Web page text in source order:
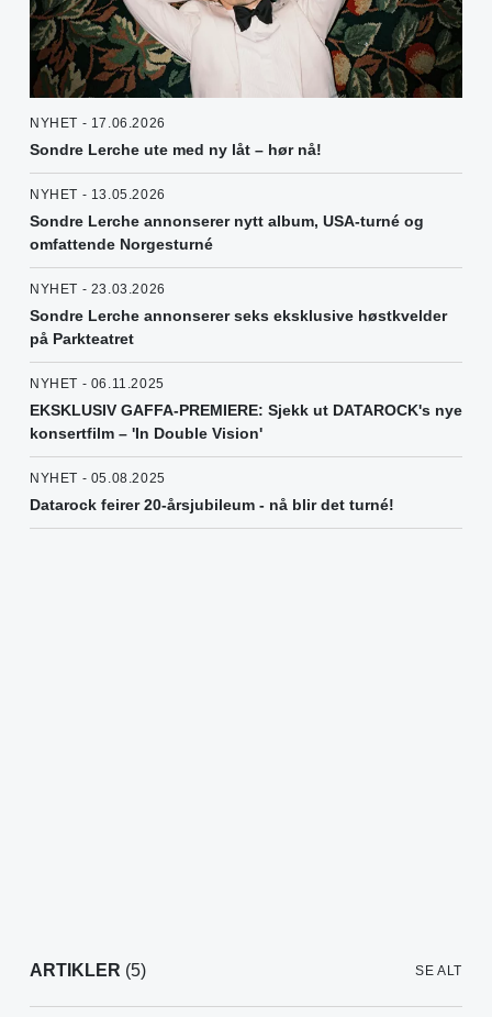
NYHET - 17.06.2026
Sondre Lerche ute med ny låt – hør nå!
NYHET - 13.05.2026
Sondre Lerche annonserer nytt album, USA-turné og
omfattende Norgesturné
NYHET - 23.03.2026
Sondre Lerche annonserer seks eksklusive høstkvelder
på Parkteatret
NYHET - 06.11.2025
EKSKLUSIV GAFFA-PREMIERE: Sjekk ut DATAROCK's nye
konsertfilm – 'In Double Vision'
NYHET - 05.08.2025
Datarock feirer 20-årsjubileum - nå blir det turné!
ARTIKLER (5) SE ALT